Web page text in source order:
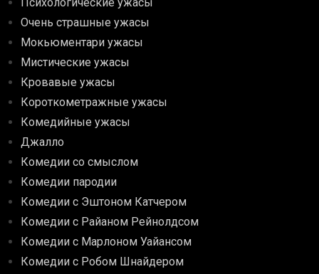
Психологические ужасы
Очень страшные ужасы
Мокьюментари ужасы
Мистические ужасы
Кровавые ужасы
Короткометражные ужасы
Комедийные ужасы
Джалло
Комедии со смыслом
Комедии пародии
Комедии с Эштоном Катчером
Комедии с Райаном Рейнолдсом
Комедии с Марлоном Уайансом
Комедии с Робом Шнайдером